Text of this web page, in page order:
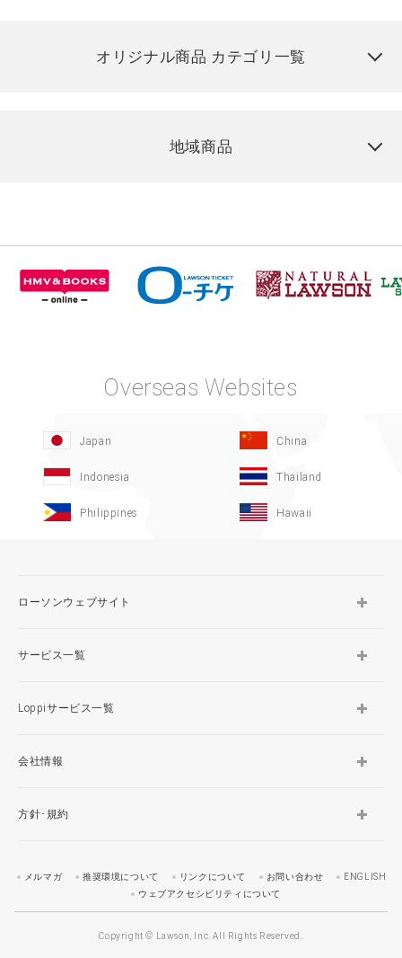
オリジナル商品 カテゴリ一覧
地域商品
Overseas Websites
Japan China
Indonesia Thailand
Philippines Hawaii
ローソンウェブサイト
サービス一覧
Loppiサービス一覧
会社情報
方針･規約
メルマガ 推奨環境について リンクについて お問い合わせ
ENGLISH
ウェブアクセシビリティについて
Copyright © Lawson, Inc. All Rights Reserved.